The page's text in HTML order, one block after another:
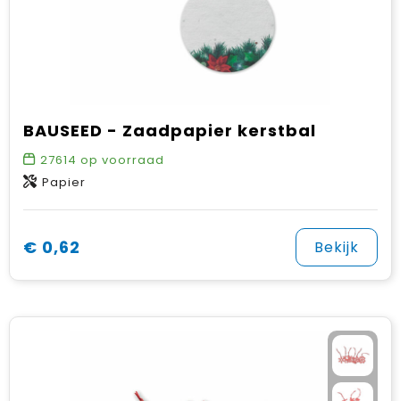
BAUSEED - Zaadpapier kerstbal
27614 op voorraad
Papier
€ 0,62 Bekijk